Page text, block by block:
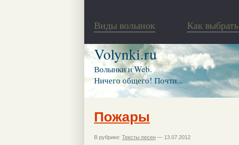
Виды волынок Как выбрать
Volynki.ru
Волынки и Web.
Ничего общего! Почти...
Пожары
В рубрике: Тексты песен — 13.07.2012